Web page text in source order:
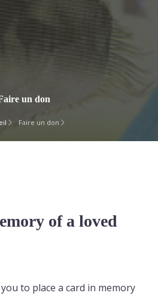
un don
Faire un don
of a loved
to place a card in memory